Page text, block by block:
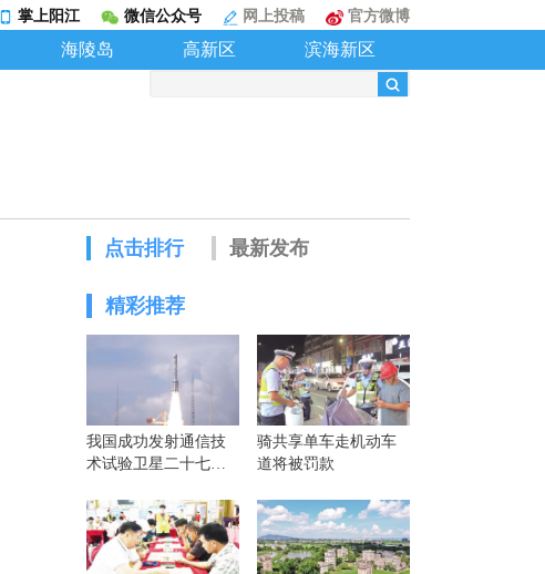
掌上阳江 微信公众号 网上投稿 官方微博
海陵岛 高新区 滨海新区
点击排行 最新发布
精彩推荐
我国成功发射通信技
术试验卫星二十七号
骑共享单车走机动车
道将被罚款